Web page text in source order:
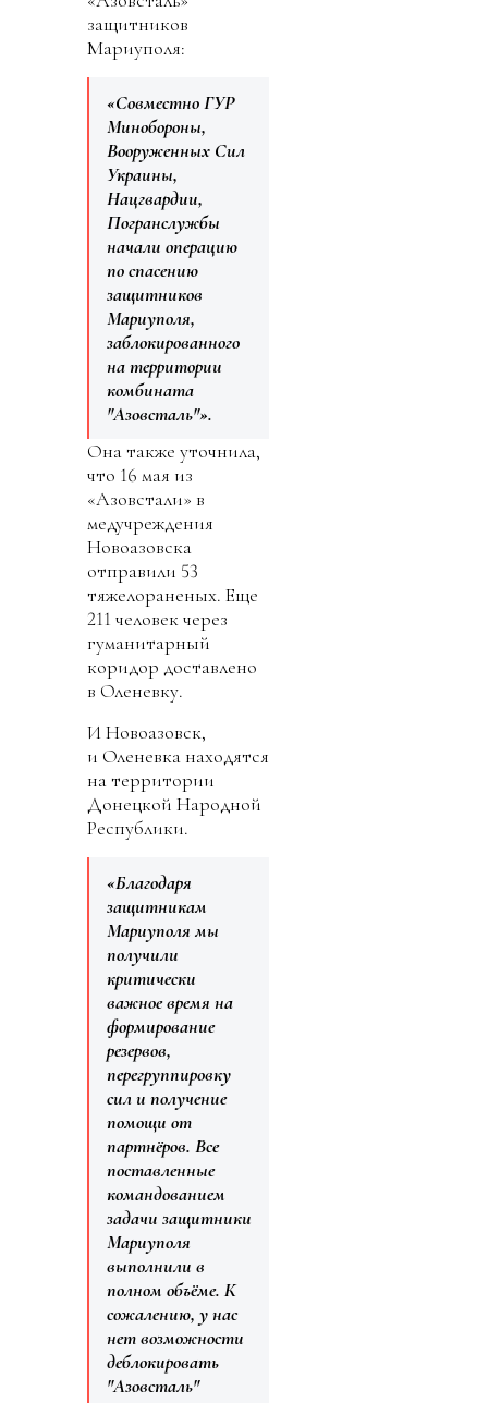
защитников
Мариуполя:
«Совместно ГУР
Минобороны,
Вооруженных Сил
Украины,
Нацгвардии,
Погранслужбы
начали операцию
по спасению
защитников
Мариуполя,
заблокированного
на территории
комбината
"Азовсталь"».
Она также уточнила,
что 16 мая из
«Азовстали» в
медучреждения
Новоазовска
отправили 53
тяжелораненых. Еще
211 человек через
гуманитарный
коридор доставлено
в Оленевку.
И Новоазовск,
и Оленевка находятся
на территории
Донецкой Народной
Республики.
«Благодаря
защитникам
Мариуполя мы
получили
критически
важное время на
формирование
резервов,
перегруппировку
сил и получение
помощи от
партнёров. Все
поставленные
командованием
задачи защитники
Мариуполя
выполнили в
полном объёме. К
сожалению, у нас
нет возможности
деблокировать
"Азовсталь"